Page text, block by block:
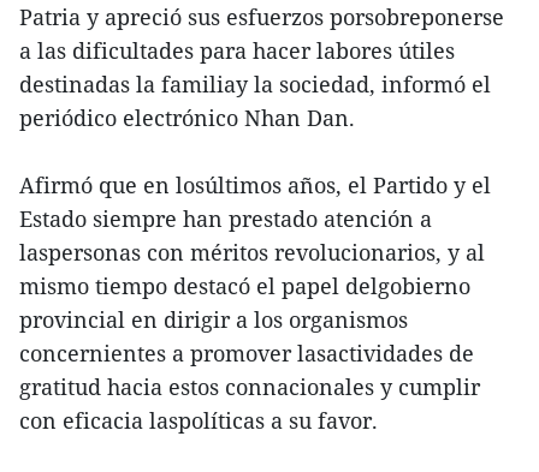
Patria y apreció sus esfuerzos porsobreponerse
a las dificultades para hacer labores útiles
destinadas la familiay la sociedad, informó el
periódico electrónico Nhan Dan.
Afirmó que en losúltimos años, el Partido y el
Estado siempre han prestado atención a
laspersonas con méritos revolucionarios, y al
mismo tiempo destacó el papel delgobierno
provincial en dirigir a los organismos
concernientes a promover lasactividades de
gratitud hacia estos connacionales y cumplir
con eficacia laspolíticas a su favor.